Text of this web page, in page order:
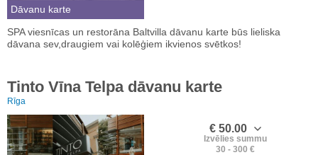
Dāvanu karte
SPA viesnīcas un restorāna Baltvilla dāvanu karte būs lieliska
dāvana sev,draugiem vai kolēģiem ikvienos svētkos!
Tinto Vīna Telpa dāvanu karte
Rīga
€ 50.00
Izvēlies summu
30 - 300 €